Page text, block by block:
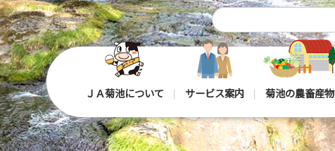
ＪＡ菊池について サービス案内 菊池の農畜産物